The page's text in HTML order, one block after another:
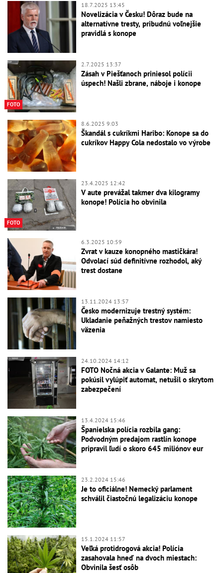
18.7.2025 13:45
Novelizácia v Česku! Dôraz bude na
alternatívne tresty, pribudnú voľnejšie
pravidlá s konope
FOTO
2.7.2025 13:37
Zásah v Piešťanoch priniesol polícii
úspech! Našli zbrane, náboje i konope
8.6.2025 9:03
Škandál s cukríkmi Haribo: Konope sa do
cukríkov Happy Cola nedostalo vo výrobe
FOTO
23.4.2025 12:42
V aute prevážal takmer dva kilogramy
konope! Polícia ho obvinila
6.3.2025 10:59
Zvrat v kauze konopného mastičkára!
Odvolací súd definitívne rozhodol, aký
trest dostane
13.11.2024 13:57
Česko modernizuje trestný systém:
Ukladanie peňažných trestov namiesto
väzenia
24.10.2024 14:12
FOTO Nočná akcia v Galante: Muž sa
pokúsil vylúpiť automat, netušil o skrytom
zabezpečení
13.4.2024 15:46
Španielska polícia rozbila gang:
Podvodným predajom rastlín konope
pripravil ľudí o skoro 645 miliónov eur
23.2.2024 15:46
Je to oficiálne! Nemecký parlament
schválil čiastočnú legalizáciu konope
15.1.2024 11:57
Veľká protidrogová akcia! Polícia
zasahovala hneď na dvoch miestach:
Obvinila šesť osôb